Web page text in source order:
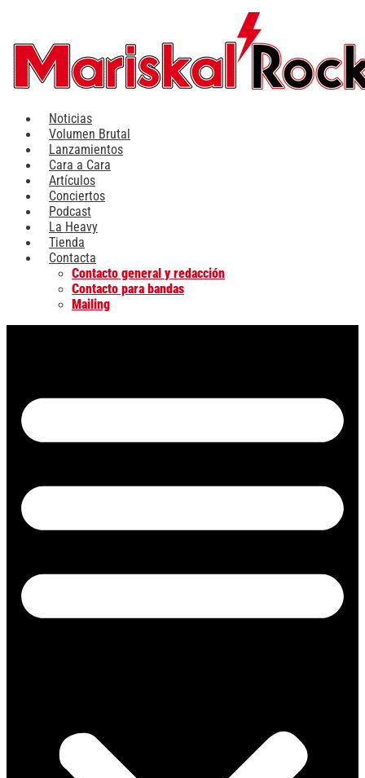
contenido
Noticias
Volumen Brutal
Lanzamientos
Cara a Cara
Artículos
Conciertos
Podcast
La Heavy
Tienda
Contacta
Contacto general y redacción
Contacto para bandas
Mailing